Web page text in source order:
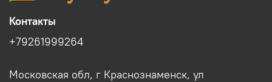
Контакты
+79261999264
Московская обл, г Краснознаменск, ул